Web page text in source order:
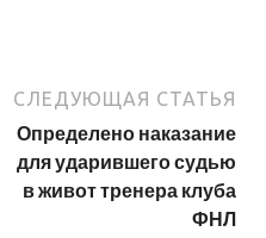
СЛЕДУЮЩАЯ СТАТЬЯ
Определено наказание
для ударившего судью
в живот тренера клуба
ФНЛ